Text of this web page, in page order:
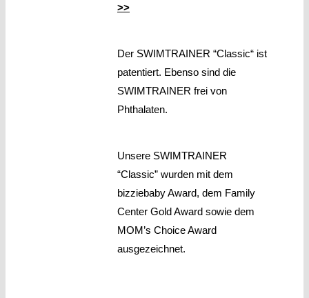
>>
Der SWIMTRAINER “Classic“ ist
patentiert. Ebenso sind die
SWIMTRAINER frei von
Phthalaten.
Unsere SWIMTRAINER
“Classic” wurden mit dem
bizziebaby Award, dem Family
Center Gold Award sowie dem
MOM’s Choice Award
ausgezeichnet.